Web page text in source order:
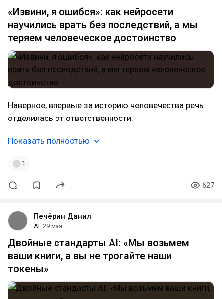
«Извини, я ошибся»: как нейросети
научились врать без последствий, а мы
теряем человеческое достоинство
Наверное, впервые за историю человечества речь
отделилась от ответственности.
Показать полностью
1
627
Печёрин Данил
AI 29 мая
Двойные стандарты AI: «Мы возьмем
ваши книги, а вы не трогайте наши
токены»